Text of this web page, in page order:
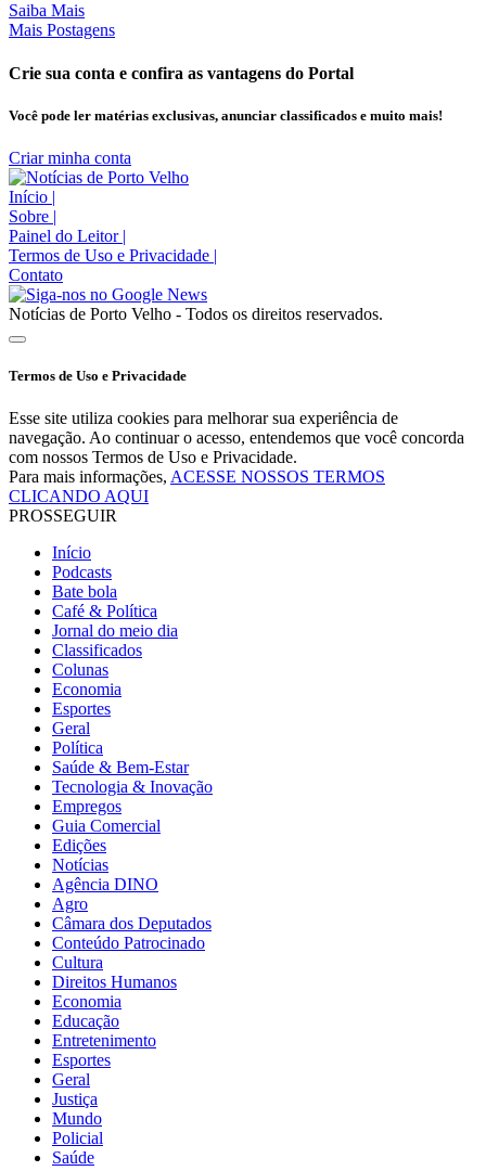
Saiba Mais
Mais Postagens
Crie sua conta e confira as vantagens do Portal
Você pode ler matérias exclusivas, anunciar classificados e muito mais!
Criar minha conta
Início |
Sobre |
Painel do Leitor |
Termos de Uso e Privacidade |
Contato
Notícias de Porto Velho - Todos os direitos reservados.
Termos de Uso e Privacidade
Esse site utiliza cookies para melhorar sua experiência de
navegação. Ao continuar o acesso, entendemos que você concorda
com nossos Termos de Uso e Privacidade.
Para mais informações, ACESSE NOSSOS TERMOS
CLICANDO AQUI
PROSSEGUIR
Início
Podcasts
Bate bola
Café & Política
Jornal do meio dia
Classificados
Colunas
Economia
Esportes
Geral
Política
Saúde & Bem-Estar
Tecnologia & Inovação
Empregos
Guia Comercial
Edições
Notícias
Agência DINO
Agro
Câmara dos Deputados
Conteúdo Patrocinado
Cultura
Direitos Humanos
Economia
Educação
Entretenimento
Esportes
Geral
Justiça
Mundo
Policial
Saúde